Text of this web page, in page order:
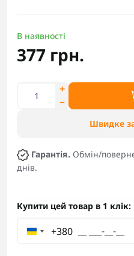
В наявності
377 грн.
Швидке
Гарантія. Обмін/
днів.
Купити цей товар в 1 клік:
+380